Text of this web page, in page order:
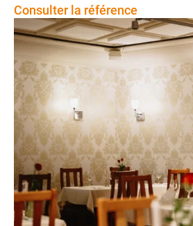
Consulter la référence